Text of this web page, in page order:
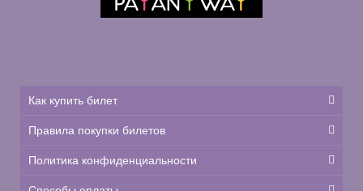
Как купить билет
Правила покупки билетов
Политика конфиденциальности